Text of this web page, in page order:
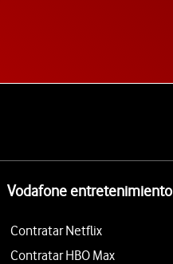
Vodafone entretenimiento
Contratar Netflix
Contratar HBO Max